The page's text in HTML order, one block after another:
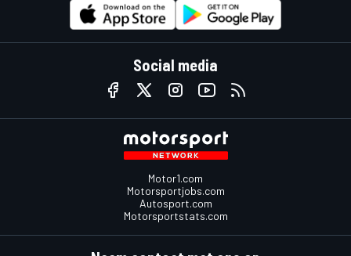
Social media
Motor1.com
Motorsportjobs.com
Autosport.com
Motorsportstats.com